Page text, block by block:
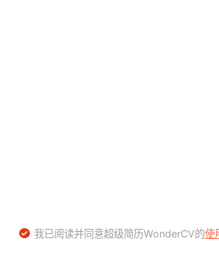
我已阅读并同意超级简历WonderCV的使